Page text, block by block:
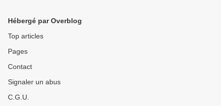
Hébergé par Overblog
Top articles
Pages
Contact
Signaler un abus
C.G.U.